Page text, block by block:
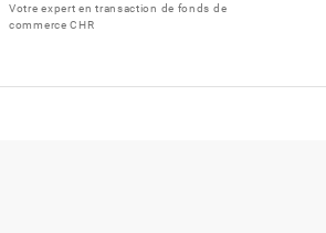
Votre expert en transaction de fonds de
commerce CHR